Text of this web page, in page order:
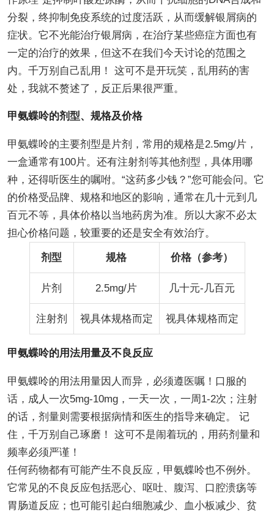
分裂，终抑制免疫系统的过度活跃，从而缓解银屑病的
症状。它不光能治疗银屑病，在治疗某些癌症方面也有
一定的治疗的效果，但这不在我们今天讨论的范围之
内。千万别自己乱用！ 这可不是开玩笑，乱用药的害
处，我就不赘述了，反正后果很严重。
甲氨蝶呤的剂型、规格及价格
甲氨蝶呤的主要剂型是片剂，常用的规格是2.5mg/片，
一盒通常有100片。还有注射剂等其他剂型，具体用哪
种，还得听医生的嘱咐。“这药多少钱？”您可能会问。它
的价格受品牌、规格和地区的影响，通常在几十元到几
百元不等，具体价格以当地药房为准。所以大家不必太
担心价格问题，较重要的还是安全有效治疗。
剂型 规格 价格（参考）
片剂 2.5mg/片 几十元-几百元
注射剂 视具体规格而定 视具体规格而定
甲氨蝶呤的用法用量及不良反应
甲氨蝶呤的用法用量因人而异，必须遵医嘱！口服的
话，成人一次5mg-10mg，一天一次，一周1-2次；注射
的话，剂量则需要根据病情和医生的指导来确定。 记
住，千万别自己琢磨！ 这可不是闹着玩的，用药剂量和
频率必须严谨！
任何药物都有可能产生不良反应，甲氨蝶呤也不例外。
它常见的不良反应包括恶心、呕吐、腹泻、口腔溃疡等
胃肠道反应；也可能引起白细胞减少、血小板减少、贫